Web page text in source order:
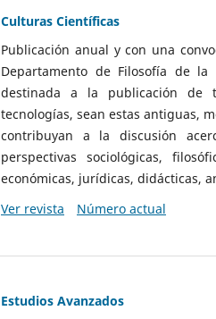
Culturas Científicas
Publicación anual y con una
Departamento de Filosofía de
destinada a la publicación de
tecnologías, sean estas antiguas,
contribuyan a la discusión
perspectivas sociológicas,
económicas, jurídicas, didácticas,
Ver revista
Número actual
Estudios Avanzados